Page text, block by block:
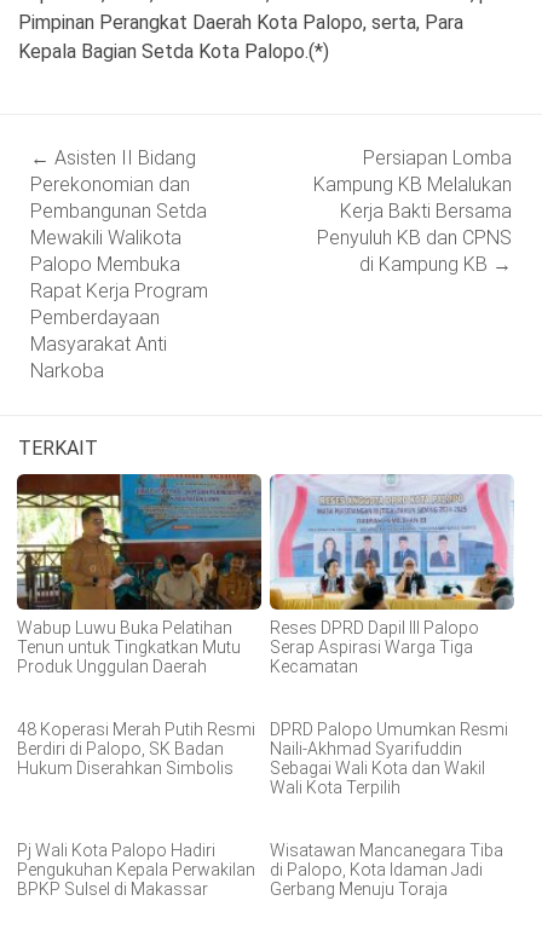
Pimpinan Perangkat Daerah Kota Palopo, serta, Para
Kepala Bagian Setda Kota Palopo.(*)
navigation
← Asisten II Bidang
Perekonomian dan
Pembangunan Setda
Mewakili Walikota
Palopo Membuka
Rapat Kerja Program
Pemberdayaan
Masyarakat Anti
Narkoba
Persiapan Lomba
Kampung KB Melalukan
Kerja Bakti Bersama
Penyuluh KB dan CPNS
di Kampung KB →
TERKAIT
Wabup Luwu Buka Pelatihan
Tenun untuk Tingkatkan Mutu
Produk Unggulan Daerah
Reses DPRD Dapil III Palopo
Serap Aspirasi Warga Tiga
Kecamatan
48 Koperasi Merah Putih Resmi
Berdiri di Palopo, SK Badan
Hukum Diserahkan Simbolis
DPRD Palopo Umumkan Resmi
Naili-Akhmad Syarifuddin
Sebagai Wali Kota dan Wakil
Wali Kota Terpilih
Pj Wali Kota Palopo Hadiri
Pengukuhan Kepala Perwakilan
BPKP Sulsel di Makassar
Wisatawan Mancanegara Tiba
di Palopo, Kota Idaman Jadi
Gerbang Menuju Toraja